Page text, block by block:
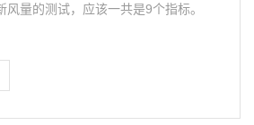
量的测试，应该一共是9个指标。